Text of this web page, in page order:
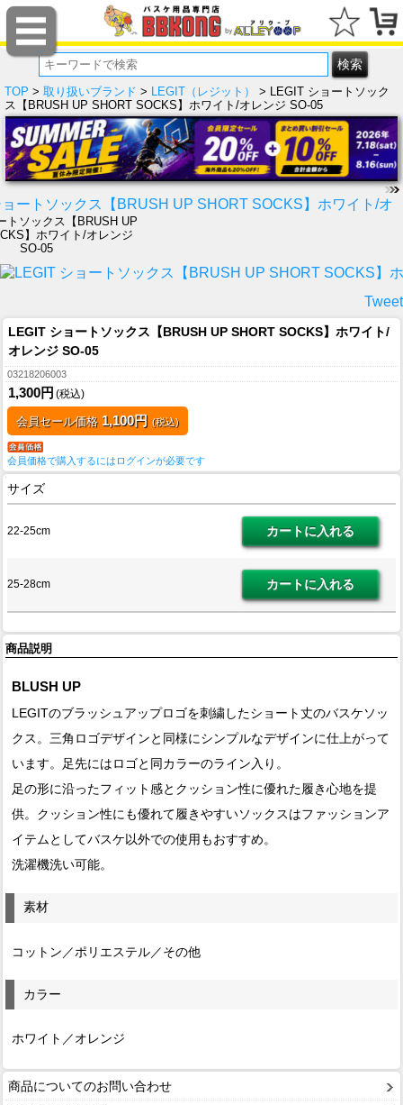
TOP > 取り扱いブランド > LEGIT（レジット）
> LEGIT ショートソック
ス【BRUSH UP SHORT SOCKS】ホワイト/オレンジ SO-05
トソックス【BRUSH UP
】ホワイト/オレンジ
SO-05
Tweet
LEGIT ショートソックス【BRUSH UP SHORT SOCKS】ホワイト/
オレンジ SO-05
03218206003
1,300円 (税込)
会員セール価格 1,100円 (税込)
会員価格で購入するにはログインが必要です
サイズ
22-25cm
25-28cm
商品説明
BLUSH UP
LEGITのブラッシュアップロゴを刺繍したショート丈のバスケソッ
クス。三角ロゴデザインと同様にシンプルなデザインに仕上がって
います。足先にはロゴと同カラーのライン入り。
足の形に沿ったフィット感とクッション性に優れた履き心地を提
供。クッション性にも優れて履きやすいソックスはファッションア
イテムとしてバスケ以外での使用もおすすめ。
洗濯機洗い可能。
素材
コットン／ポリエステル／その他
カラー
ホワイト／オレンジ
商品についてのお問い合わせ